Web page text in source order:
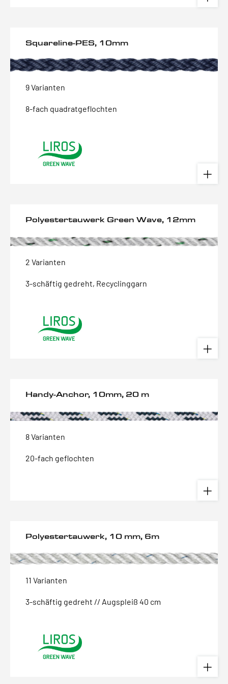
Squareline-PES, 10mm
9 Varianten
8-fach quadratgeflochten
Polyestertauwerk Green Wave, 12mm
2 Varianten
3-schäftig gedreht, Recyclinggarn
Handy-Anchor, 10mm, 20 m
8 Varianten
20-fach geflochten
Polyestertauwerk, 10 mm, 6m
11 Varianten
3-schäftig gedreht // Augspleiß 40 cm